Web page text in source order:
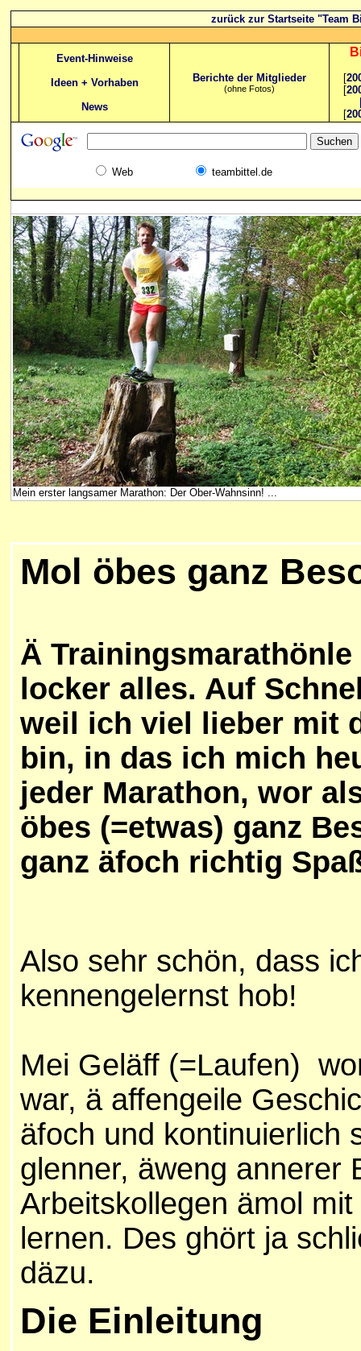
zurück zur Startseite "Team
Event-Hinweise
Ideen + Vorhaben
News
Berichte der Mitglieder
(ohne Fotos)
[
[
[
Web teambittel.de
Mein erster langsamer Marathon: Der Ober-Wahnsinn! ...
Mol öbes ganz
Ä
locker alles. Auf
weil ich viel lieber mit
bin, in das ich mich
jeder Marathon, wor
öbes (=etwas) ganz
ganz äfoch richtig
Also sehr schön, dass
kennengelernst hob!
Mei Geläff (=Laufen)
war, ä affengeile
äfoch und kontinuierlich
glenner, äweng annerer
Arbeitskollegen ämol
lernen. Des ghört ja
däzu.
Die Einleitung